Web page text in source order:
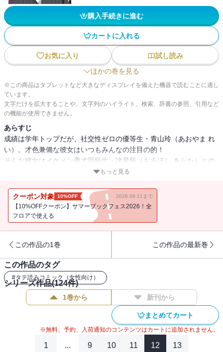
購入手続きに進む
カートに入れる
お気に入り
試し読み
ほかの巻を見る
※この商品はタブレットなど大きなディスプレイを備えた機器で読むことに適し
ています。
文字だけを拡大することや、文字列のハイライト、検索、辞書の参照、引用など
の機能が使用できません。
あらすじ
成績は学年トップだが、社交性ゼロの優等生・青山玲（あおやま れ
い）。才色兼備な彼女はいつもみんなの注目の的！
そんな彼女はイケメン秀才同級生・諸星新（もろほし あらた）との
恋の噂にうんざりしていた。クラスメイトに新との関係を問いただ
い出し、「気になる人は斉木麟（さいき りん）」と公言してしま
う。
――その言葉を偶然耳にした麟は舞い上がり、玲に近づこうとする
もっと見る
クーポン対象 10%OFF 2026.08.11まで
【10%OFFクーポン】サマーブックフェス2026！全
フロアで使える
この作品の1巻 この作品の最新巻
この作品のタグ
#タテ読みコミック（女性向け）
シリーズ作品(124件)
1巻から 新刊から
まとめてカート
※無料、予約、入荷通知のコンテンツはカートに追加されません。
1 ... 9 10 11 12 13